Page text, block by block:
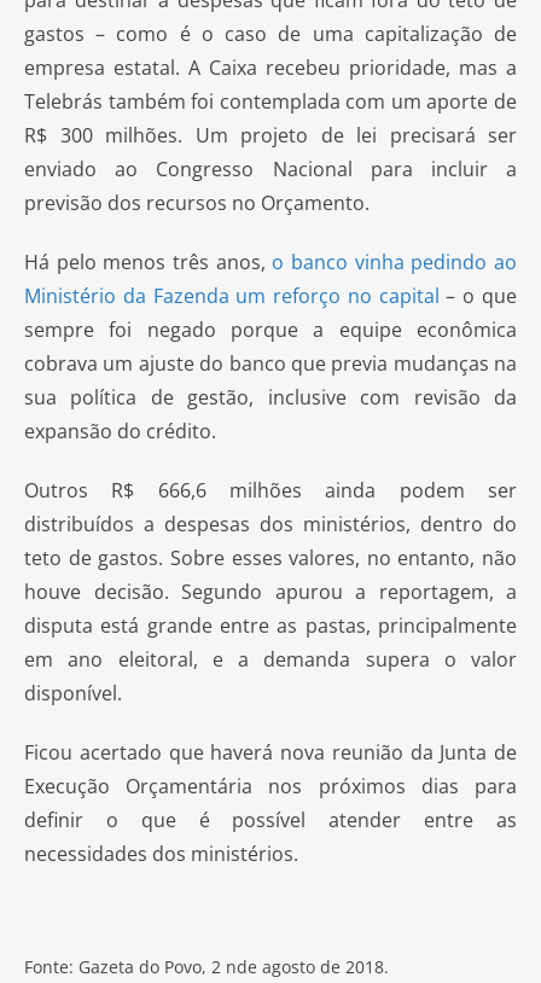
gastos – como é o caso de uma capitalização de
empresa estatal. A Caixa recebeu prioridade, mas a
Telebrás também foi contemplada com um aporte de
R$ 300 milhões. Um projeto de lei precisará ser
enviado ao Congresso Nacional para incluir a
previsão dos recursos no Orçamento.
Há pelo menos três anos, o banco vinha pedindo ao
Ministério da Fazenda um reforço no capital– o que
sempre foi negado porque a equipe econômica
cobrava um ajuste do banco que previa mudanças na
sua política de gestão, inclusive com revisão da
expansão do crédito.
Outros R$ 666,6 milhões ainda podem ser
distribuídos a despesas dos ministérios, dentro do
teto de gastos. Sobre esses valores, no entanto, não
houve decisão. Segundo apurou a reportagem, a
disputa está grande entre as pastas, principalmente
em ano eleitoral, e a demanda supera o valor
disponível.
Ficou acertado que haverá nova reunião da Junta de
Execução Orçamentária nos próximos dias para
definir o que é possível atender entre as
necessidades dos ministérios.
Fonte: Gazeta do Povo, 2 nde agosto de 2018.